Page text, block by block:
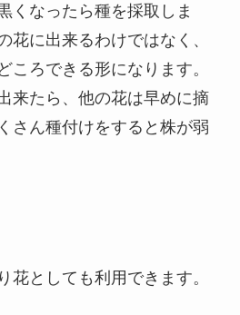
くなったら種を採取しま
花に出来るわけではなく、
ころできる形になります。
来たら、他の花は早めに摘
さん種付けをすると株が弱
花としても利用できます。